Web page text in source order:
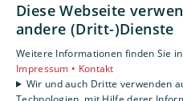
Privatkunden
Gewerbekunden
Karriere
Unternehmen
Kontakt
Diese Webseite
andere (Dritt-)Dienste
Weitere Informationen finden Sie
Impressum • Kontakt
Wir und auch Dritte verwenden